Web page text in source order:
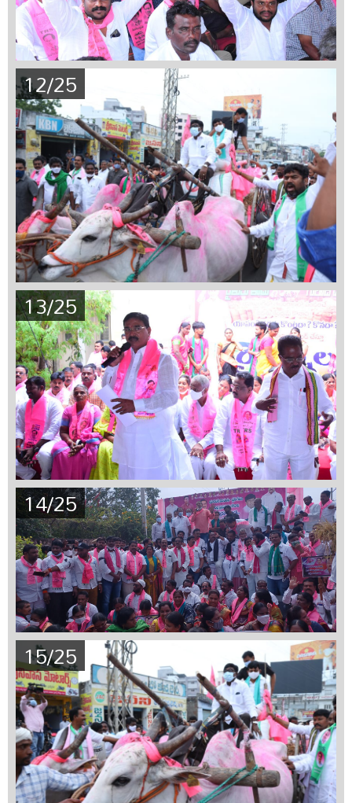
12/25
13/25
14/25
15/25